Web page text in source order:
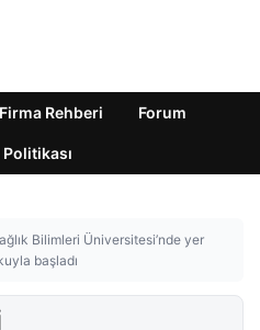
Firma Rehberi Forum
Bilimleri Üniversitesi’nde yer
başladı